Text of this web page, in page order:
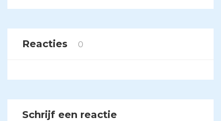
Reacties 0
Schrijf een reactie